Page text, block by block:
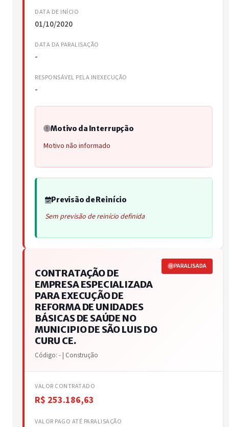
DATA DE INÍCIO
01/10/2020
DATA DA PARALISAÇÃO
-
RESPONSÁVEL PELA INEXECUÇÃO
-
Motivo da Interrupção
Motivo não informado
Previsão de Reinício
Sem previsão de reinício definida
CONTRATAÇÃO DE
EMPRESA ESPECIALIZADA
PARA EXECUÇÃO DE
REFORMA DE UNIDADES
BÁSICAS DE SAÚDE NO
MUNICIPIO DE SÃO LUIS DO
CURU CE.
Código: - | Construção
PARALISADA
VALOR CONTRATADO
R$ 253.186,63
VALOR PAGO ATÉ PARALISAÇÃO